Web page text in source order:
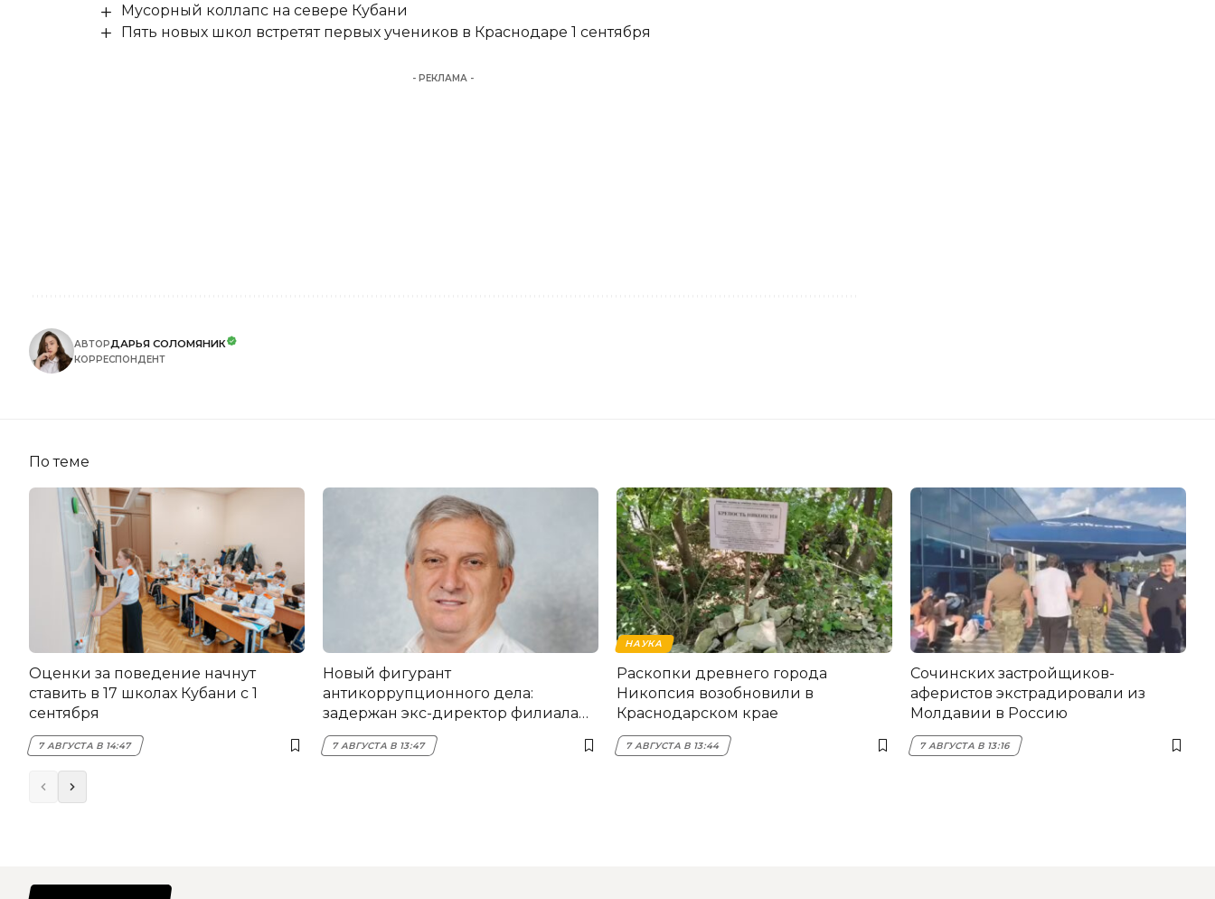
Мусорный коллапс на севере Кубани
Пять новых школ встретят первых учеников в Краснодаре 1 сентября
- РЕКЛАМА -
АВТОРДАРЬЯ СОЛОМЯНИК
КОРРЕСПОНДЕНТ
По теме
Оценки за поведение начнут
ставить в 17 школах Кубани с 1
сентября
7 АВГУСТА В 14:47
Новый фигурант
антикоррупционного дела:
задержан экс-директор филиала
НЭСК Крымска
7 АВГУСТА В 13:47
НАУКА
Раскопки древнего города
Никопсия возобновили в
Краснодарском крае
7 АВГУСТА В 13:44
Сочинских застройщиков-
аферистов экстрадировали из
Молдавии в Россию
7 АВГУСТА В 13:16